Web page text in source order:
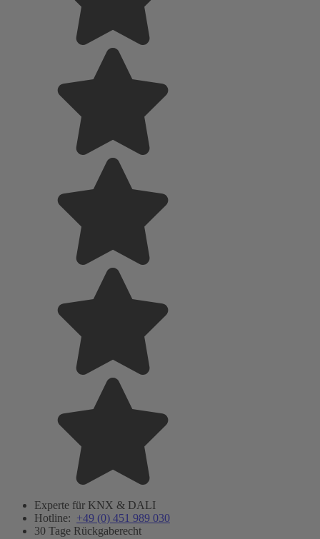
Experte für KNX & DALI
Hotline: +49 (0) 451 989 030
30 Tage Rückgaberecht